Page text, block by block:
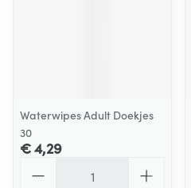
Waterwipes Adult Doekjes
30
€ 4,29